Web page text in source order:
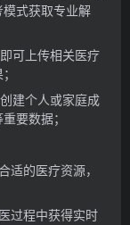
式获取专业解
可上传相关医疗
建个人或家庭成
要数据；
适的医疗资源，
过程中获得实时